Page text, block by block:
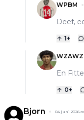
WPBM
Deef,
1+
En
0+
Bjorn 04 juni 2026